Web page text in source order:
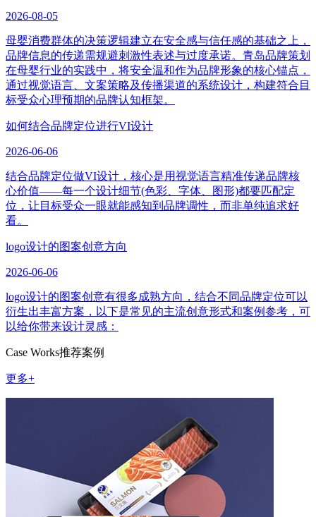
2026-08-05
母婴消费群体的决策逻辑建立在安全感与信任感的基础之上，
品牌信息的传递需规避刺激性表述与过度承诺。青岛品牌策划
在母婴行业的实践中，将安全温和作为品牌形象的核心锚点，
通过视觉语言、文案策略及传播渠道的系统设计，构建符合目
标受众心理预期的品牌认知框架。
如何结合品牌定位进行VI设计
2026-06-06
结合品牌定位做VI设计，核心是用视觉语言精准传递品牌核
心价值——每一个设计细节(色彩、字体、图形)都要匹配定
位，让目标受众一眼就能感知到品牌调性，而非单纯追求好
看。
logo设计的图案创意方向
2026-06-06
logo设计的图案创意有很多成熟方向，结合不同品牌定位可以
衍生出丰富方案，以下是常见的主流创意形式和案例参考，可
以给你带来设计灵感：
Case Works推荐案例
更多+